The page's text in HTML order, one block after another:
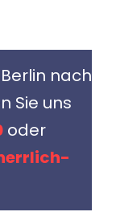
nach
Sie uns
oder